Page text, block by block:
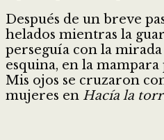
Después de un breve
helados mientras la
perseguía con la
esquina, en la
Mis ojos se cruzaron
mujeres en Hacía la